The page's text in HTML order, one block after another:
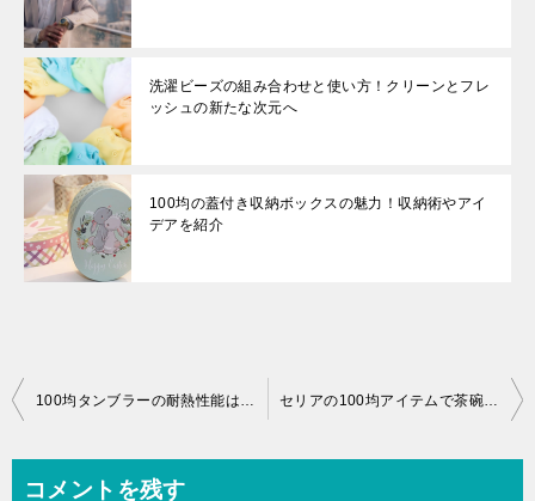
洗濯ビーズの組み合わせと使い方！クリーンとフレ
ッシュの新たな次元へ
100均の蓋付き収納ボックスの魅力！収納術やアイ
デアを紹介
投
100均タンブラーの耐熱性能は？熱湯を注いでも安心できるのか？ セリアの100均アイテムで茶碗蒸しを作る方法！実際に作ってみた感想
コメントを残す